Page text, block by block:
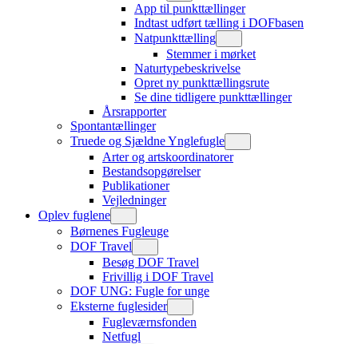
App til punkttællinger
Indtast udført tælling i DOFbasen
Natpunkttælling
Stemmer i mørket
Naturtypebeskrivelse
Opret ny punkttællingsrute
Se dine tidligere punkttællinger
Årsrapporter
Spontantællinger
Truede og Sjældne Ynglefugle
Arter og artskoordinatorer
Bestandsopgørelser
Publikationer
Vejledninger
Oplev fuglene
Børnenes Fugleuge
DOF Travel
Besøg DOF Travel
Frivillig i DOF Travel
DOF UNG: Fugle for unge
Eksterne fuglesider
Fugleværnsfonden
Netfugl